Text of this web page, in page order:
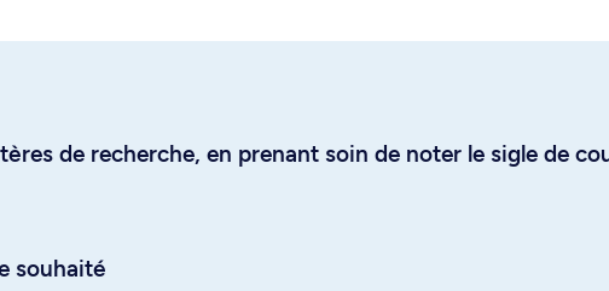
de recherche, en prenant soin de noter le sigle de
souhaité